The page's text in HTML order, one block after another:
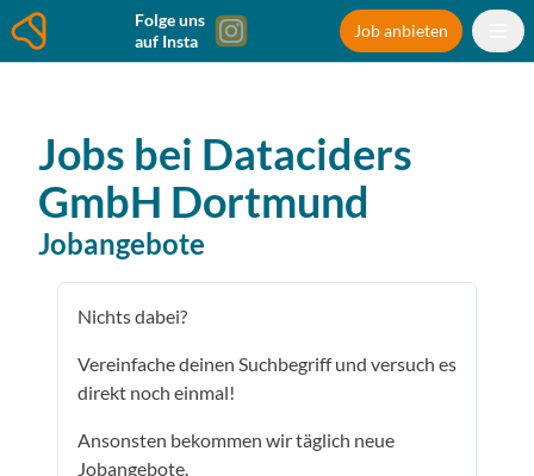
Folge uns
auf Insta
Job anbieten
Jobs bei Dataciders
GmbH Dortmund
Jobangebote
Nichts dabei?
Vereinfache deinen Suchbegriff und versuch es
direkt noch einmal!
Ansonsten bekommen wir täglich neue
Jobangebote.